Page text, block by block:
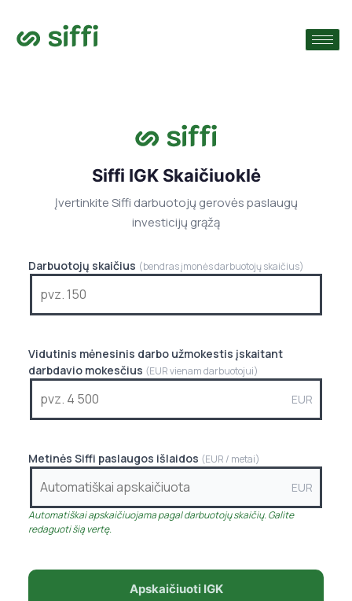
›
Siffi IGK Skaičiuoklė
Įvertinkite Siffi darbuotojų gerovės paslaugų
investicijų grąžą
Darbuotojų skaičius (bendras įmonės darbuotojų skaičius)
Vidutinis mėnesinis darbo užmokestis įskaitant
darbdavio mokesčius (EUR vienam darbuotojui)
EUR
Metinės Siffi paslaugos išlaidos (EUR / metai)
EUR
Automatiškai apskaičiuojama pagal darbuotojų skaičių. Galite
redaguoti šią vertę.
Apskaičiuoti IGK